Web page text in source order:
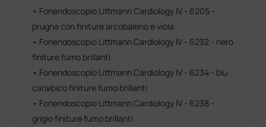
• Fonendoscopio Littmann Cardiology IV - 6205 -
prugna con finiture arcobaleno e viola
• Fonendoscopio Littmann Cardiology IV - 6232 - nero
finiture fumo brillanti
• Fonendoscopio Littmann Cardiology IV - 6234 - blu
caraibico finiture fumo brillanti
• Fonendoscopio Littmann Cardiology IV - 6238 -
grigio finiture fumo brillanti